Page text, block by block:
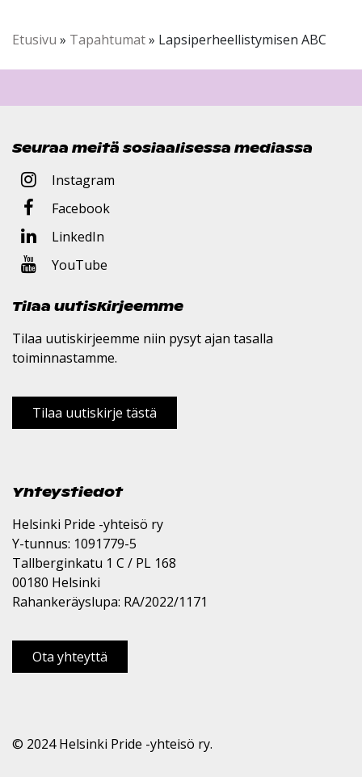
Etusivu » Tapahtumat» Lapsiperheellistymisen ABC
Seuraa meitä sosiaalisessa mediassa
Instagram
Facebook
LinkedIn
YouTube
Tilaa uutiskirjeemme
Tilaa uutiskirjeemme niin pysyt ajan tasalla
toiminnastamme.
Tilaa uutiskirje tästä
Yhteystiedot
Helsinki Pride -yhteisö ry
Y-tunnus: 1091779-5
Tallberginkatu 1 C / PL 168
00180 Helsinki
Rahankeräyslupa: RA/2022/1171
Ota yhteyttä
© 2024 Helsinki Pride -yhteisö ry.